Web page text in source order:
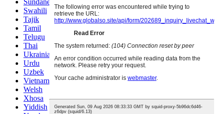
Sundanese
Swahili
Tajik
Tamil
Telugu
Thai
Ukrainian
Urdu
Uzbek
Vietnamese
Welsh
Xhosa
Yiddish